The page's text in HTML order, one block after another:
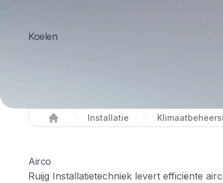
Koelen
Home
Installatie
Airco
Ruijg Installatietechniek levert efficiënte